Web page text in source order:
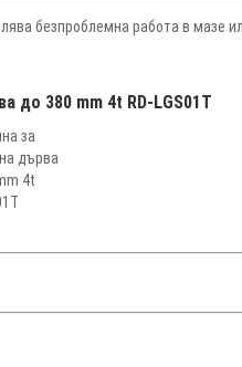
безпроблемна работа в мазе
до 380 mm 4t RD-LGS01T